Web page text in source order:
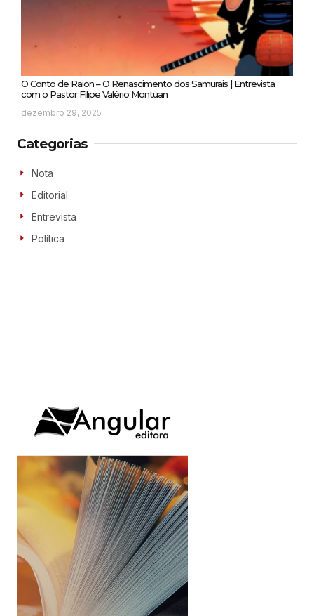
O Conto de Raion – O Renascimento dos Samurais | Entrevista
com o Pastor Filipe Valério Montuan
dezembro 29, 2025
Categorias
Nota
Editorial
Entrevista
Política